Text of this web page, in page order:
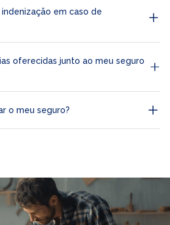
em caso de
oferecidas junto ao meu seguro
o meu seguro?